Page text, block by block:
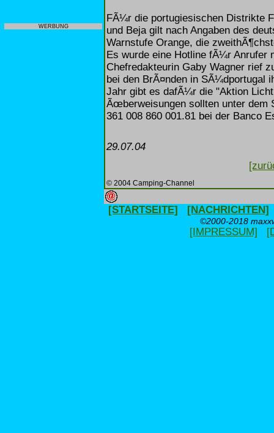
WERBUNG
FÃ¼r die portugiesischen Distrikte
und Beja gilt nach Angaben des
Warnstufe Orange, die
Es wurde eine Hotline fÃ¼r Anrufer
Chefredakteurin Gaby Wagner rief
bei den BrÃ¤nden in SÃ¼dportugal
Jahr gibt es dafÃ¼r die "Aktion
Ãœberweisungen sollten unter dem
361 008 860 001.81 bei der Banco
29.07.04
© 2004 Camping-Channel
[STARTSEITE] [NACHRICHTEN]
©2000-2018
[IMPRESSUM]